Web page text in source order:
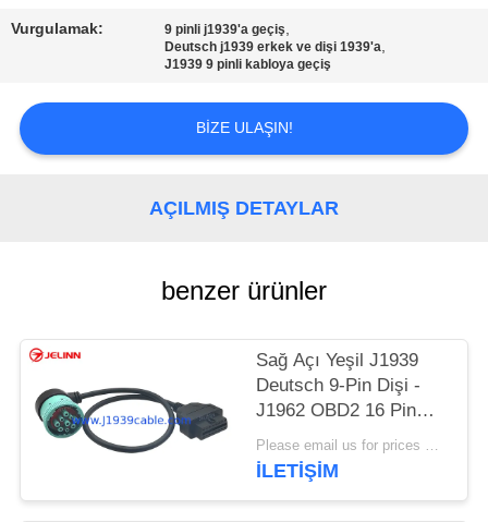
BIR
ISTEĞI
Vurgulamak: 9 pinli j1939'a geçiş,
Deutsch j1939 erkek ve dişi 1939'a,
J1939 9 pinli kabloya geçiş
BIZE ULAŞIN!
AÇILMIŞ DETAYLAR
benzer ürünler
Sağ Açı Yeşil J1939
Deutsch 9-Pin Dişi -
J1962 OBD2 16 Pin
Dişi Kablo
Please email us for prices MOQ:100'lü
İLETİŞİM